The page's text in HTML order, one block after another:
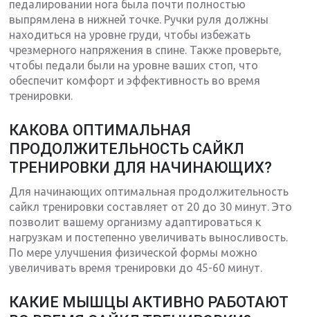
педалировании нога была почти полностью
выпрямлена в нижней точке. Ручки руля должны
находиться на уровне груди, чтобы избежать
чрезмерного напряжения в спине. Также проверьте,
чтобы педали были на уровне ваших стоп, что
обеспечит комфорт и эффективность во время
тренировки.
КАКОВА ОПТИМАЛЬНАЯ
ПРОДОЛЖИТЕЛЬНОСТЬ САЙКЛ
ТРЕНИРОВКИ ДЛЯ НАЧИНАЮЩИХ?
Для начинающих оптимальная продолжительность
сайкл тренировки составляет от 20 до 30 минут. Это
позволит вашему организму адаптироваться к
нагрузкам и постепенно увеличивать выносливость.
По мере улучшения физической формы можно
увеличивать время тренировки до 45-60 минут.
КАКИЕ МЫШЦЫ АКТИВНО РАБОТАЮТ